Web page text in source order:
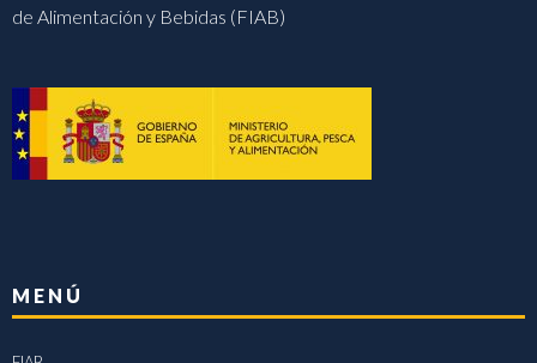
de Alimentación y Bebidas (FIAB)
MENÚ